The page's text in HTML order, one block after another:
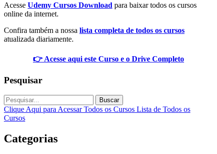
Acesse Udemy Cursos Download para baixar todos os cursos
online da internet.
Confira também a nossa lista completa de todos os cursos
atualizada diariamente.
👉 Acesse aqui este Curso e o Drive Completo
Pesquisar
Buscar
Clique Aqui para Acessar Todos os Cursos Lista de Todos os
Cursos
Categorias